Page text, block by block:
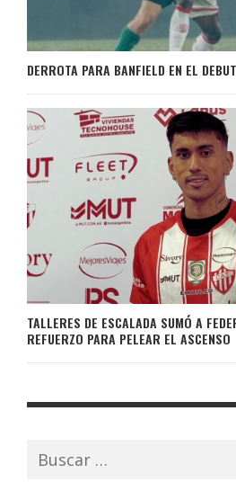
DERROTA PARA BANFIELD EN EL
TALLERES DE ESCALADA SUMÓ A
REFUERZO PARA PELEAR EL ASCENSO
Buscar: